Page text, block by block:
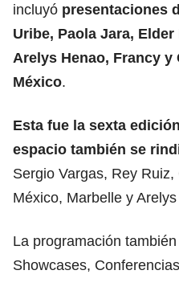
incluyó presentaciones
Uribe, Paola Jara,
Arelys Henao, Francy y
México.
Esta fue la sexta
espacio también se
Sergio Vargas, Rey
México, Marbelle y
La programación
Showcases,